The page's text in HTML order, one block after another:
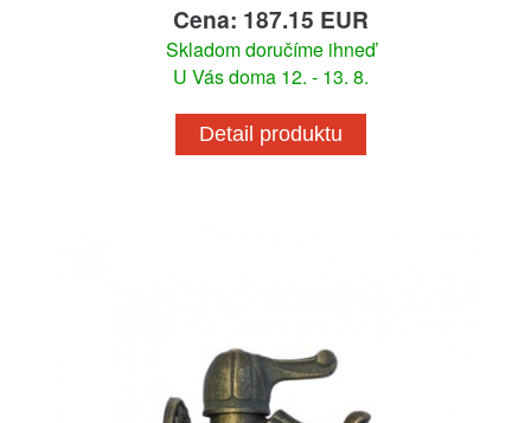
Cena: 187.15 EUR
Skladom doručíme ihneď
U Vás doma 12. - 13. 8.
Detail produktu